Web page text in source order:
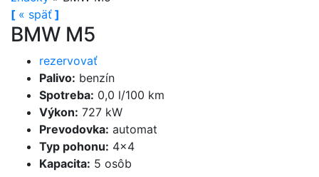
[ « späť ]
BMW M5
rezervovať
Palivo: benzín
Spotreba: 0,0 l/100 km
Výkon: 727 kW
Prevodovka: automat
Typ pohonu: 4×4
Kapacita: 5 osôb